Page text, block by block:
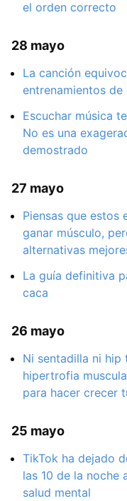
el orden correcto
28 mayo
La canción
entrenamientos de
Escuchar música
No es una
demostrado
27 mayo
Piensas que estos
ganar músculo,
alternativas
La guía definitiva
caca
26 mayo
Ni sentadilla ni
hipertrofia
para hacer crecer
25 mayo
TikTok ha dejado
las 10 de la noche
salud mental